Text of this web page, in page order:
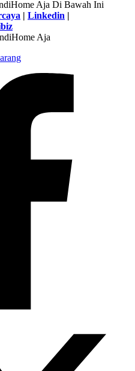
Aja Di Bawah Ini
| Linkedin |
Aja